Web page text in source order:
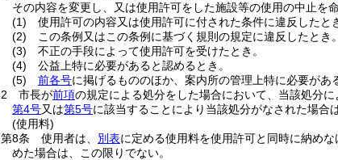
その内容を変更し、又は使用許可をした施設等の使用の中止を
(1)
使用許可の内容又は使用許可に付された条件に違反したと
(2)
この条例又はこの条例に基づく規則の規定に違反したとき。
(3)
不正の手段によって使用許可を受けたとき。
(4)
公益上特に必要があると認めるとき。
(5)
前各号に掲げるもののほか、案内所の管理上特に必要があ
2
市長が前項の規定による処分をした場合において、当該処分
第4号又は第5号に該当することにより当該処分がなされた場合
(使用料)
第8条
使用者は、 別表に定める使用料を使用許可と同時に納めな
めた場合は、この限りでない。